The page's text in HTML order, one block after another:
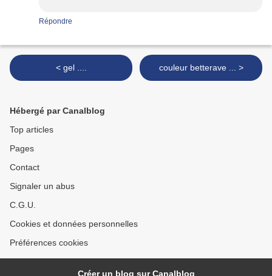
Répondre
< gel .... couleur betterave ... >
Hébergé par Canalblog
Top articles
Pages
Contact
Signaler un abus
C.G.U.
Cookies et données personnelles
Préférences cookies
Créer un blog sur Canalblog